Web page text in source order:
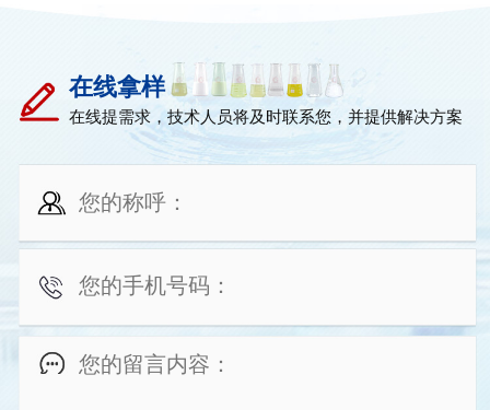
在线拿样
在线提需求，技术人员将及时联系您，并提供解决方案